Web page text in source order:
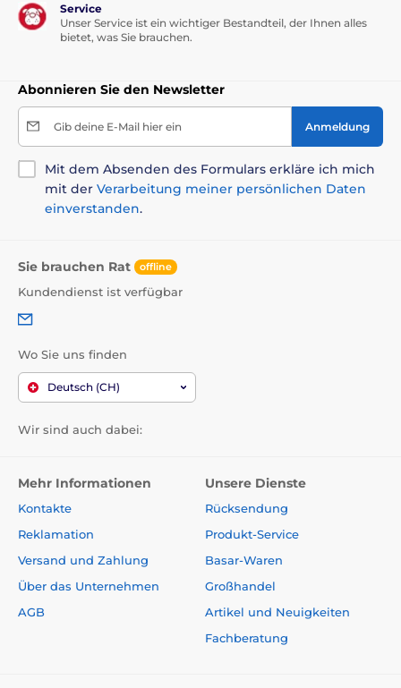
Service
Unser Service ist ein wichtiger Bestandteil, der Ihnen alles
bietet, was Sie brauchen.
Abonnieren Sie den Newsletter
Gib deine E-Mail hier ein Anmeldung
Mit dem Absenden des Formulars erkläre ich mich
mit der Verarbeitung meiner persönlichen Daten
einverstanden.
Sie brauchen Rat offline
Kundendienst ist verfügbar
Wo Sie uns finden
Deutsch (CH)
Wir sind auch dabei:
Mehr Informationen
Kontakte
Reklamation
Versand und Zahlung
Über das Unternehmen
AGB
Unsere Dienste
Rücksendung
Produkt-Service
Basar-Waren
Großhandel
Artikel und Neuigkeiten
Fachberatung